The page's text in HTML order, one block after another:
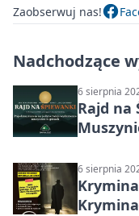
Zaobserwuj nas!
Nadchodzące
6 sierpnia
Rajd na
6 sierpnia